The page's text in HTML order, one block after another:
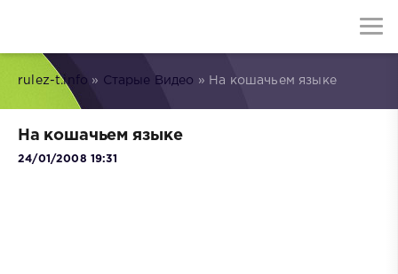
rulez-t.info » Старые Видео » На кошачьем языке
На кошачьем языке
24/01/2008 19:31